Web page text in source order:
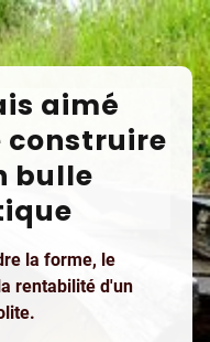
aimé
bulle
la forme, le
rentabilité d'un